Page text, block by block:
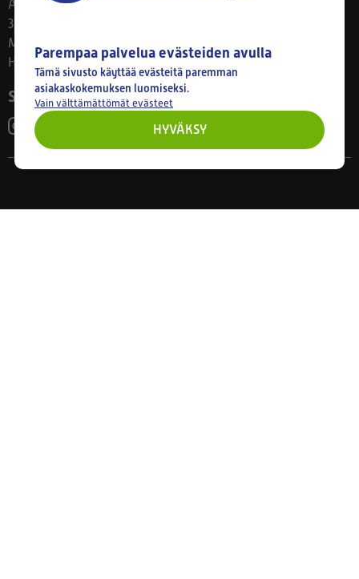
Ahlmanintie 61
33800 Tampere
Ma–Pe 8–17
Huom! Myymälän poikkeusaukiolot: 27.7.-21.8. klo 8-16
Seuraa meitä
Parempaa palvelua evästeiden avulla
Tämä sivusto käyttää evästeitä paremman
asiakaskokemuksen luomiseksi.
Vain välttämättömät evästeet
HYVÄKSY